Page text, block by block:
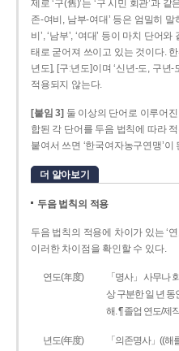
제로 ‘구(舊)’는 ‘구 시민 회관’과
존­-여비, 남부-­여대’ 등은 엄밀히 말
비’, ‘남부’, ‘여대’ 등이 마치 단어
태로 굳어져 쓰이고 있는 것이다.
년도], [구ː년도]이며 ‘신년­-도, 구년
적용되지 않는다.
[붙임 3] 둘 이상의 단어로 이루어
합된 각 단어를 두음 법칙에 따라
붙여서 쓰면 ‘한국여자농구연맹’이
더 알아보기
두음 법칙의 적용
두음 법칙의 적용에 차이가 있는 ‘연
이러한 차이점을 확인할 수 있다.
연도(年度)
「명사」 사무나
상 구분한 일 년 동
해. ¶ 졸업 연도/제
년도(年度)
「의존명사」((해